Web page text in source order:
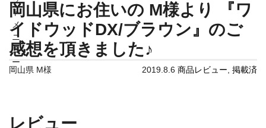
岡山県にお住いの M様より 『ワ
イドウッドDX/ブラウン』のご
感想を頂きました♪
岡山県 M様 2019.8.6 商品レビュー 掲載済
レビュー